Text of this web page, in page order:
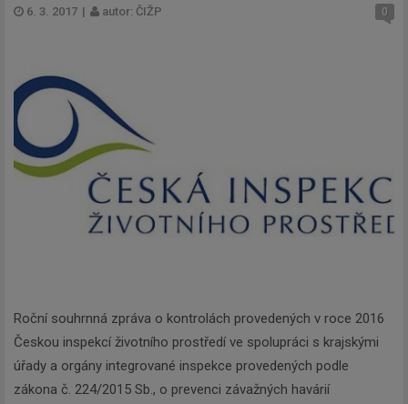
6. 3. 2017 | autor: ČIŽP 0
Roční souhrnná zpráva o kontrolách provedených v roce 2016
Českou inspekcí životního prostředí ve spolupráci s krajskými
úřady a orgány integrované inspekce provedených podle
zákona č. 224/2015 Sb., o prevenci závažných havárií